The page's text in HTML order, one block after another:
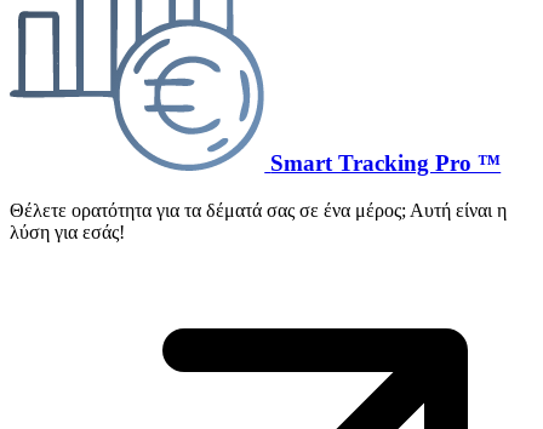
Smart Tracking Pro ™
Θέλετε ορατότητα για τα δέματά σας σε ένα μέρος; Αυτή είναι η
λύση για εσάς!